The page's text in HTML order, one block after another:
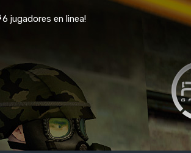
6 jugadores en linea!